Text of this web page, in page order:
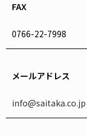
FAX
0766-22-7998
メールアドレス
info@saitaka.co.jp